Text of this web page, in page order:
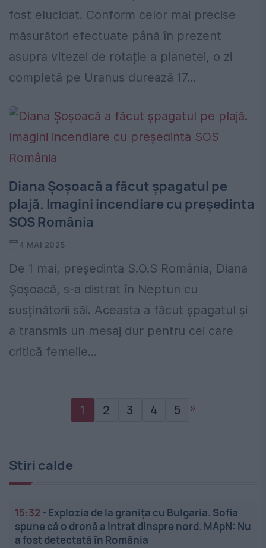
fost elucidat. Conform celor mai precise
măsurători efectuate până în prezent
asupra vitezei de rotație a planetei, o zi
completă pe Uranus durează 17...
Diana Șoșoacă a făcut șpagatul pe
plajă. Imagini incendiare cu președinta
SOS România
4 MAI 2025
De 1 mai, președinta S.O.S România, Diana
Șoșoacă, s-a distrat în Neptun cu
susținătorii săi. Aceasta a făcut șpagatul și
a transmis un mesaj dur pentru cei care
critică femeile...
1 2 3 4 5 »
Stiri calde
15:32 - Explozia de la granița cu Bulgaria. Sofia
spune că o dronă a intrat dinspre nord. MApN: Nu
a fost detectată în România